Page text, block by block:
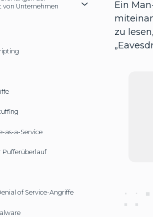
von Unternehmen
as-a-Service
Pufferüberlauf
of Service-Angriffe
Ein
zu